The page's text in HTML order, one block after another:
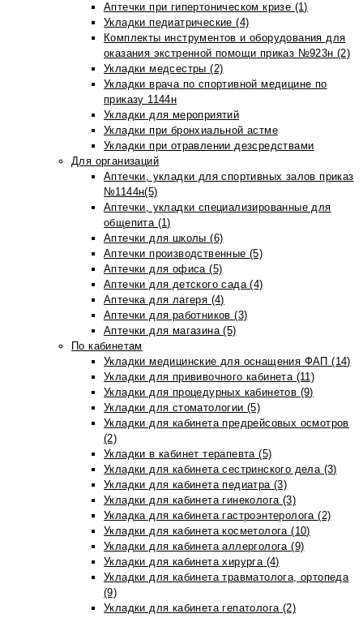
Аптечки при гипертоническом кризе (1)
Укладки педиатрические (4)
Комплекты инструментов и оборудования для
оказания экстренной помощи приказ №923н (2)
Укладки медсестры (2)
Укладки врача по спортивной медицине по
приказу 1144н
Укладки для мероприятий
Укладки при бронхиальной астме
Укладки при отравлении дезсредствами
Для организаций
Аптечки, укладки для спортивных залов приказ
№1144н(5)
Аптечки, укладки специализированные для
общепита (1)
Аптечки для школы (6)
Аптечки производственные (5)
Аптечки для офиса (5)
Аптечки для детского сада (4)
Аптечка для лагеря (4)
Аптечки для работников (3)
Аптечки для магазина (5)
По кабинетам
Укладки медицинские для оснащения ФАП (14)
Укладки для прививочного кабинета (11)
Укладки для процедурных кабинетов (9)
Укладки для стоматологии (5)
Укладки для кабинета предрейсовых осмотров
(2)
Укладки в кабинет терапевта (5)
Укладки для кабинета сестринского дела (3)
Укладки для кабинета педиатра (3)
Укладки для кабинета гинеколога (3)
Укладка для кабинета гастроэнтеролога (2)
Укладки для кабинета косметолога (10)
Укладки для кабинета аллерголога (9)
Укладки для кабинета хирурга (4)
Укладки для кабинета травматолога, ортопеда
(9)
Укладки для кабинета гепатолога (2)